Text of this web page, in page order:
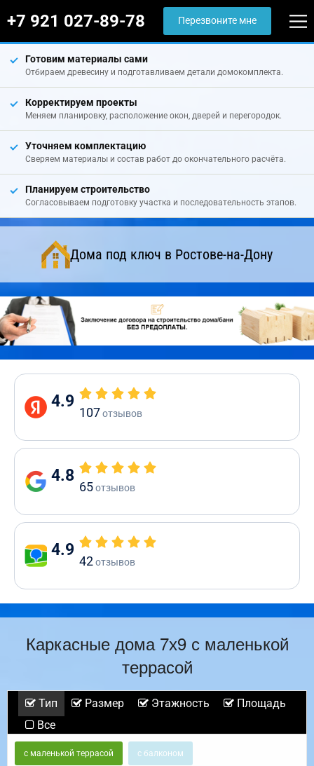
+7 921 027-89-78 Перезвоните мне
Готовим материалы сами
Отбираем древесину и подготавливаем детали домокомплекта.
Корректируем проекты
Меняем планировку, расположение окон, дверей и перегородок.
Уточняем комплектацию
Сверяем материалы и состав работ до окончательного расчёта.
Планируем строительство
Согласовываем подготовку участка и последовательность этапов.
Дома под ключ в Ростове-на-Дону
4.9
107отзывов
4.8
65отзывов
4.9
42отзывов
Каркасные дома 7х9 с маленькой
террасой
Тип Размер Этажность
Площадь
Все
с маленькой террасой с балконом